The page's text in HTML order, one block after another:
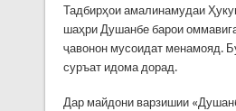
Тадбирҳои амалинамудаи
шаҳри Душанбе барои
ҷавонон мусоидат менамояд.
суръат идома дорад.
Дар майдони варзишии